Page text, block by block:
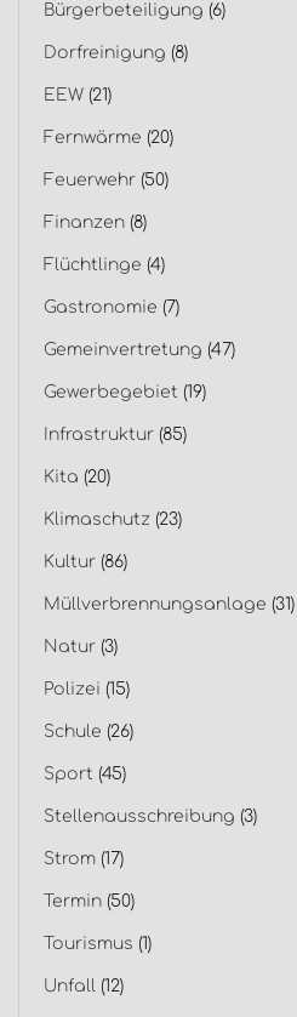
Bürgerbeteiligung (6)
Dorfreinigung (8)
EEW (21)
Fernwärme (20)
Feuerwehr (50)
Finanzen (8)
Flüchtlinge (4)
Gastronomie (7)
Gemeinvertretung (47)
Gewerbegebiet (19)
Infrastruktur (85)
Kita (20)
Klimaschutz (23)
Kultur (86)
Müllverbrennungsanlage (31)
Natur (3)
Polizei (15)
Schule (26)
Sport (45)
Stellenausschreibung (3)
Strom (17)
Termin (50)
Tourismus (1)
Unfall (12)